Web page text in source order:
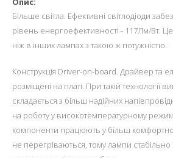
Більше світла. Ефективні світлодіоди
рівень енергоефективності - 117Лм/Вт.
ніж в інших лампах з такою ж потужністю.
Конструкція Driver-on-board. Драйвер та
розміщені на платі. При такій технології
складається з більш надійних
на роботу у високотемпературному
компоненти працюють у більш
не перегріваються, тому лампи